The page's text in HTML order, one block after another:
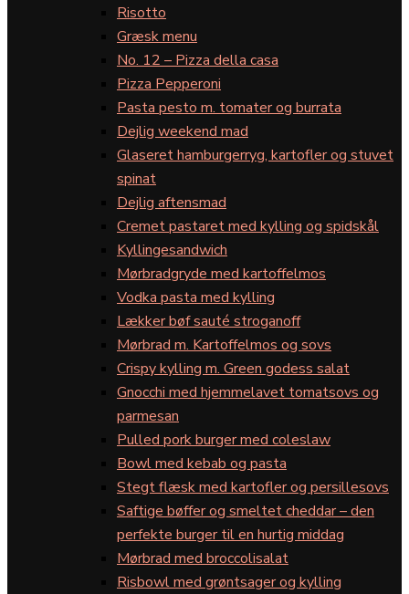
Risotto
Græsk menu
No. 12 – Pizza della casa
Pizza Pepperoni
Pasta pesto m. tomater og burrata
Dejlig weekend mad
Glaseret hamburgerryg, kartofler og stuvet
spinat
Dejlig aftensmad
Cremet pastaret med kylling og spidskål
Kyllingesandwich
Mørbradgryde med kartoffelmos
Vodka pasta med kylling
Lækker bøf sauté stroganoff
Mørbrad m. Kartoffelmos og sovs
Crispy kylling m. Green godess salat
Gnocchi med hjemmelavet tomatsovs og
parmesan
Pulled pork burger med coleslaw
Bowl med kebab og pasta
Stegt flæsk med kartofler og persillesovs
Saftige bøffer og smeltet cheddar – den
perfekte burger til en hurtig middag
Mørbrad med broccolisalat
Risbowl med grøntsager og kylling